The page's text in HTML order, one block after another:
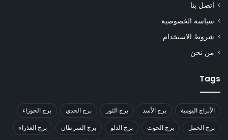
اتصل بنا
سياسة الخصوصية
شروط الاستخدام
من نحن
Tags
الأبراج اليومية برج الأسد برج الثور برج الجدي برج الجوزاء
برج الحمل برج الحوت برج الدلو برج السرطان برج العذراء